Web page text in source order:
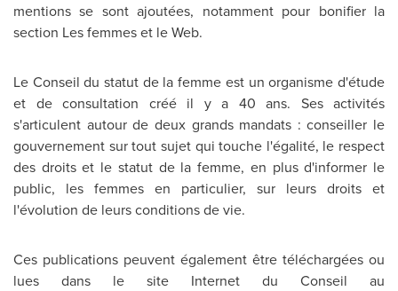
mentions se sont ajoutées, notamment pour bonifier la
section Les femmes et le Web.
Le Conseil du statut de la femme est un organisme d'étude
et de consultation créé il y a 40 ans. Ses activités
s'articulent autour de deux grands mandats : conseiller le
gouvernement sur tout sujet qui touche l'égalité, le respect
des droits et le statut de la femme, en plus d'informer le
public, les femmes en particulier, sur leurs droits et
l'évolution de leurs conditions de vie.
Ces publications peuvent également être téléchargées ou
lues dans le site Internet du Conseil au